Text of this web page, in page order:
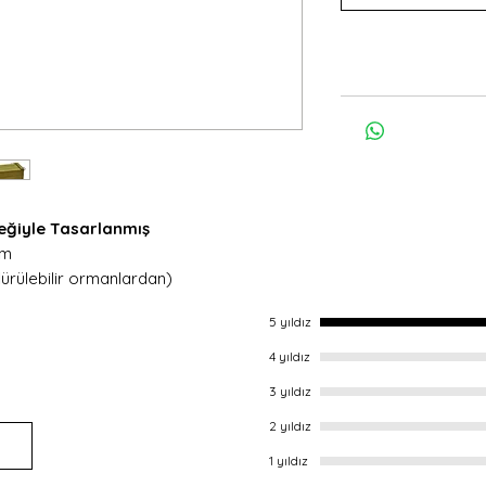
Tasarlanmış
ormanlardan)
sistemi
veya mutfakta gönül
5 yıldız
4 yıldız
3 yıldız
2 yıldız
1 yıldız